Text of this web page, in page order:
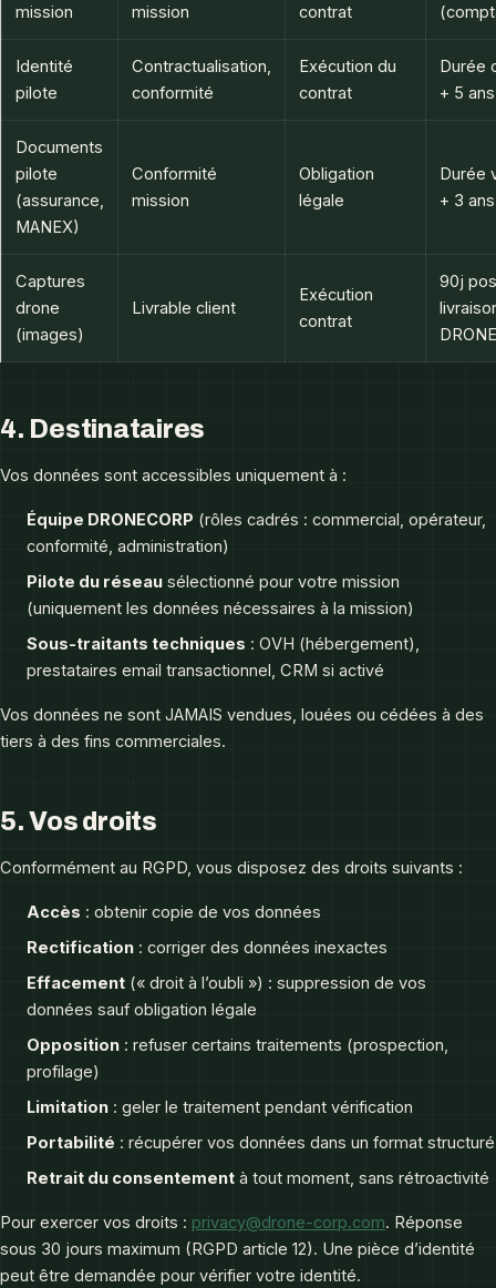
mission mission contrat
Identité
pilote
Contractualisation,
conformité
Exécution du
contrat
Durée
+ 5 ans
Documents
pilote
(assurance,
MANEX)
Conformité
mission
Obligation
légale
Durée
+ 3 ans
Captures
drone
(images)
Livrable client
Exécution
contrat
90j
4. Destinataires
Vos données sont accessibles uniquement à :
Équipe DRONECORP (rôles cadrés : commercial, opérateur,
conformité, administration)
Pilote du réseau sélectionné pour votre mission
(uniquement les données nécessaires à la mission)
Sous-traitants techniques : OVH (hébergement),
prestataires email transactionnel, CRM si activé
Vos données ne sont JAMAIS vendues, louées ou cédées à des
tiers à des fins commerciales.
5. Vos droits
Conformément au RGPD, vous disposez des droits suivants :
Accès : obtenir copie de vos données
Rectification : corriger des données inexactes
Effacement (« droit à l’oubli ») : suppression de vos
données sauf obligation légale
Opposition : refuser certains traitements (prospection,
profilage)
Limitation : geler le traitement pendant vérification
Portabilité : récupérer vos données dans un format structuré
Retrait du consentement à tout moment, sans rétroactivité
Pour exercer vos droits : privacy@drone-corp.com. Réponse
sous 30 jours maximum (RGPD article 12). Une pièce d’identité
peut être demandée pour vérifier votre identité.